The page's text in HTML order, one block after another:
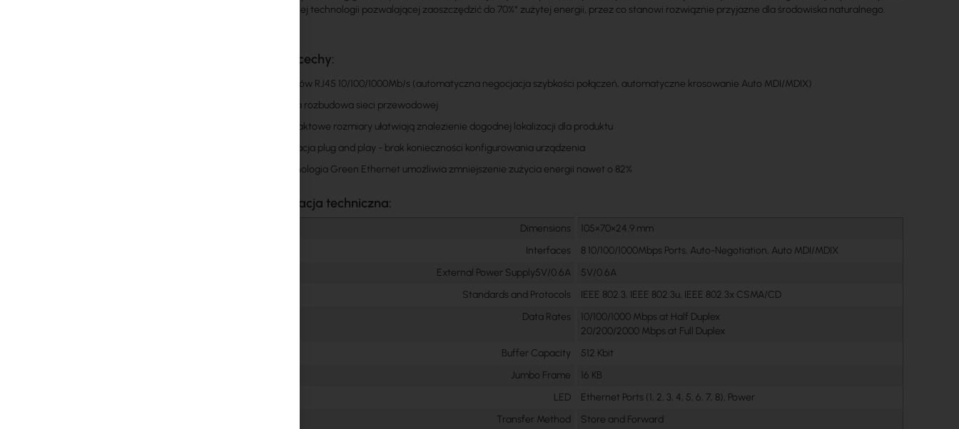
innowacyjnej technologii pozwalającej zaoszczędzić do 70%* zużytej energii, przez co stanowi rozwiąznie przyjazne dla środowiska naturalnego.
Główne cechy:
8 portów RJ45 10/100/1000Mb/s (automatyczna negocjacja szybkości połączeń, automatyczne krosowanie Auto MDI/MDIX)
Łatwa rozbudowa sieci przewodowej
Kompaktowe rozmiary ułatwiają znalezienie dogodnej lokalizacji dla produktu
Instalacja plug and play - brak konieczności konfigurowania urządzenia
Technologia Green Ethernet umożliwia zmniejszenie zużycia energii nawet o 82%
Specyfikacja techniczna:
Dimensions
105×70×24.9 mm
Interfaces
8 10/100/1000Mbps Ports, Auto-Negotiation, Auto MDI/MDIX
External Power Supply5V/0.6A
5V/0.6A
Standards and Protocols
IEEE 802.3, IEEE 802.3u, IEEE 802.3x CSMA/CD
Data Rates
10/100/1000 Mbps at Half Duplex
20/200/2000 Mbps at Full Duplex
Buffer Capacity
512 Kbit
Jumbo Frame
16 KB
LED
Ethernet Ports (1, 2, 3, 4, 5, 6, 7, 8), Power
Transfer Method
Store and Forward